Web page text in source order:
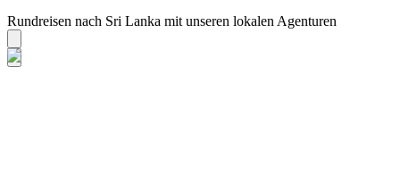
Rundreisen nach Sri Lanka mit unseren lokalen Agenturen